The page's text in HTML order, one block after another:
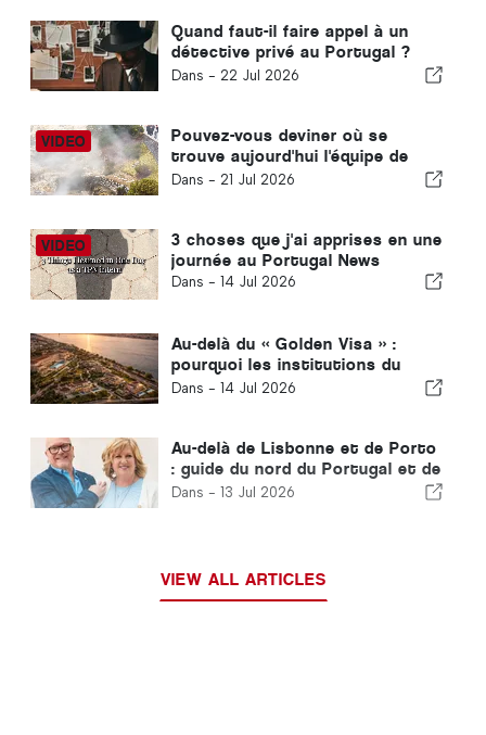
Quand faut-il faire appel à un
détective privé au Portugal ?
Cinq situations où des
Dans - 22 Jul 2026
Pouvez-vous deviner où se
trouve aujourd'hui l'équipe de
The Portugal News ?
Dans - 21 Jul 2026
3 choses que j'ai apprises en une
journée au Portugal News
Dans - 14 Jul 2026
Au-delà du « Golden Visa » :
pourquoi les institutions du
Golfe continuent d'investir au
Dans - 14 Jul 2026
Au-delà de Lisbonne et de Porto
: guide du nord du Portugal et de
la Côte d'Argent
Dans - 13 Jul 2026
VIEW ALL ARTICLES